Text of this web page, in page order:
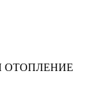
ОТОПЛЕНИЕ